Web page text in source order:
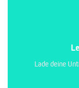
Lade deine